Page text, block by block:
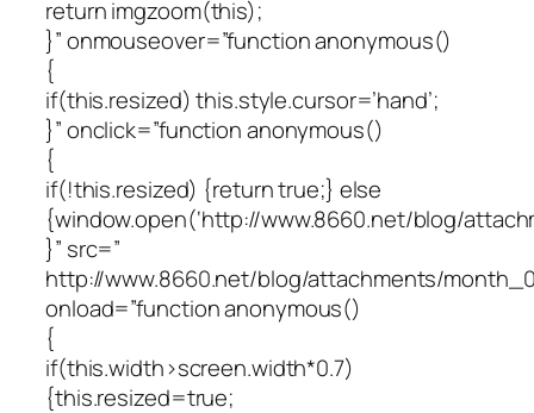
return imgzoom(this);
}” onmouseover=”function anonymous()
{
if(this.resized) this.style.cursor=’hand’;
}” onclick=”function anonymous()
{
if(!this.resized) {return true;} else
{window.open(‘http://www.8660.net/blog/
}” src=”
http://www.8660.net/blog/attachments/
onload=”function anonymous()
{
if(this.width>screen.width*0.7)
{this.resized=true;